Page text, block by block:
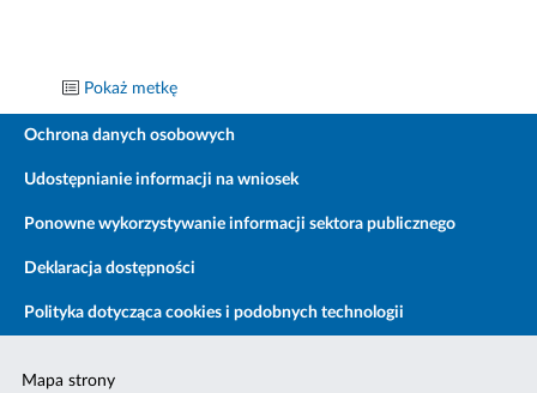
Pokaż metkę
Ochrona danych osobowych
Udostępnianie informacji na wniosek
Ponowne wykorzystywanie informacji sektora publicznego
Deklaracja dostępności
Polityka dotycząca cookies i podobnych technologii
Mapa strony